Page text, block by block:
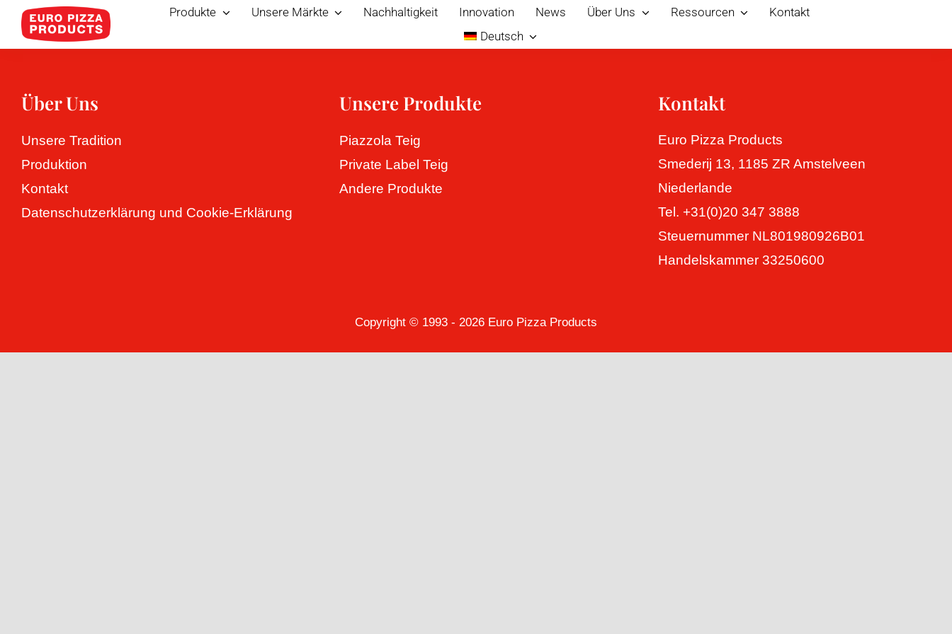
Skip
Produkte Unsere Märkte Nachhaltigkeit Innovation News Über Uns Ressourcen
Kontakt
Deutsch
Über Uns
Unsere Tradition
Produktion
Kontakt
Datenschutzerklärung und Cookie-Erklärung
Unsere Produkte
Piazzola Teig
Private Label Teig
Andere Produkte
Kontakt
Euro Pizza Products
Smederij 13, 1185 ZR Amstelveen
Niederlande
Tel. +31(0)20 347 3888
Steuernummer NL801980926B01
Handelskammer 33250600
Copyright © 1993 - 2026 Euro Pizza Products